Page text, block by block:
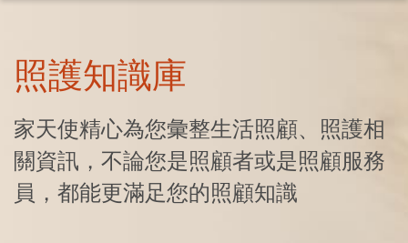
照護知識庫
家天使精心為您彙整生活照顧、照護相
關資訊，不論您是照顧者或是照顧服務
員，都能更滿足您的照顧知識